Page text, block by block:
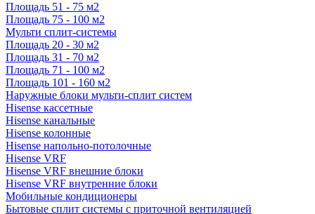
Площадь 51 - 75 м2
Площадь 75 - 100 м2
Мульти сплит-системы
Площадь 20 - 30 м2
Площадь 31 - 70 м2
Площадь 71 - 100 м2
Площадь 101 - 160 м2
Наружные блоки мульти-сплит систем
Hisense кассетные
Hisense канальные
Hisense колонные
Hisense напольно-потолочные
Hisense VRF
Hisense VRF внешние блоки
Hisense VRF внутренние блоки
Мобильные кондиционеры
Бытовые сплит системы с приточной вентиляцией